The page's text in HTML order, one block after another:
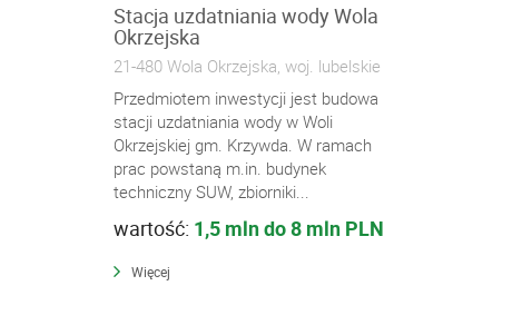
Stacja uzdatniania wody Wola
Okrzejska
21-480 Wola Okrzejska, woj. lubelskie
Przedmiotem inwestycji jest budowa
stacji uzdatniania wody w Woli
Okrzejskiej gm. Krzywda. W ramach
prac powstaną m.in. budynek
techniczny SUW, zbiorniki...
wartość: 1,5 mln do 8 mln PLN
Więcej